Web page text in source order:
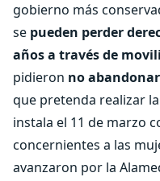
gobierno más
se pueden perder
años a través de
pidieron no
que pretenda realizar
instala el 11 de marzo
concernientes a las
avanzaron por la